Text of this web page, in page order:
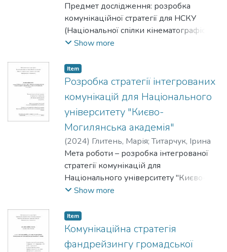
Віктор
Предмет дослідження: розробка
комунікаційної стратегії для НСКУ
(Національної спілки кінематографістів
України) , спрямованої на формування
розвитку українського кіно.
Show more
Item
Розробка стратегії інтегрованих
комунікацій для Національного
університету "Києво-
Могилянська академія"
(2024) Глитень, Марія;Титарчук, Ірина
Мета роботи – розробка інтегрованої
стратегії комунікацій для
Національного університету "Києво-
Могилянська академія", спрямованої на
різними цільовими групами та
підтримання позитивного іміджу
університету.
Show more
Item
Комунікаційна стратегія
фандрейзингу громадської